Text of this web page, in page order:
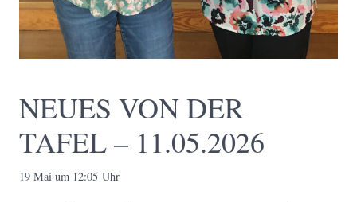
NEUES VON DER
TAFEL – 11.05.2026
19 Mai um 12:05 Uhr